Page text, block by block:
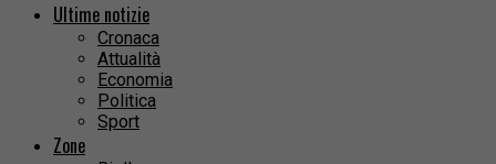
Ultime notizie
Cronaca
Attualità
Economia
Politica
Sport
Zone